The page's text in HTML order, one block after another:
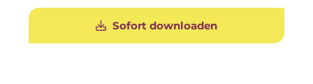
IGENUS Immobilien
Initiative Central Quartier
Sofort downloaden